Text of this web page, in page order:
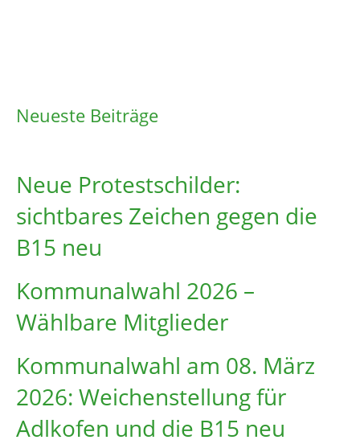
Neueste Beiträge
Neue Protestschilder:
sichtbares Zeichen gegen die
B15 neu
Kommunalwahl 2026 –
Wählbare Mitglieder
Kommunalwahl am 08. März
2026: Weichenstellung für
Adlkofen und die B15 neu